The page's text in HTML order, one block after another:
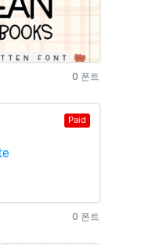
0 폰트
Paid
0 폰트